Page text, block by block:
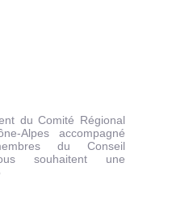
du Comité Régional
Alpes accompagné
du Conseil
souhaitent une